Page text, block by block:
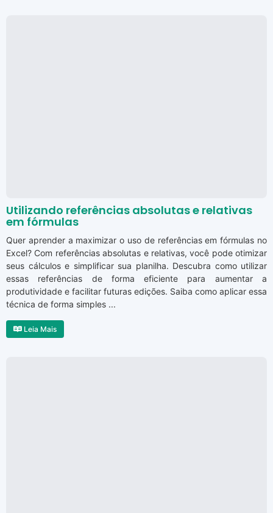
Utilizando referências absolutas e relativas
em fórmulas
Quer aprender a maximizar o uso de referências em fórmulas no
Excel? Com referências absolutas e relativas, você pode otimizar
seus cálculos e simplificar sua planilha. Descubra como utilizar
essas referências de forma eficiente para aumentar a
produtividade e facilitar futuras edições. Saiba como aplicar essa
técnica de forma simples ...
Leia Mais